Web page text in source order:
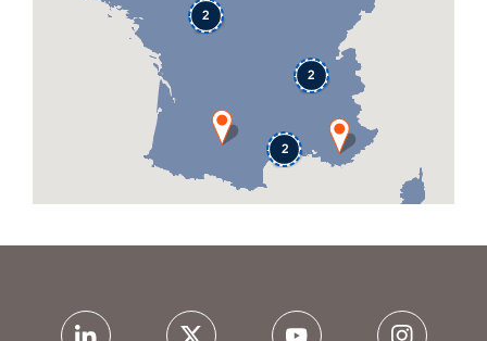
2
2
2
Siège social - Dalkia Air Solutions